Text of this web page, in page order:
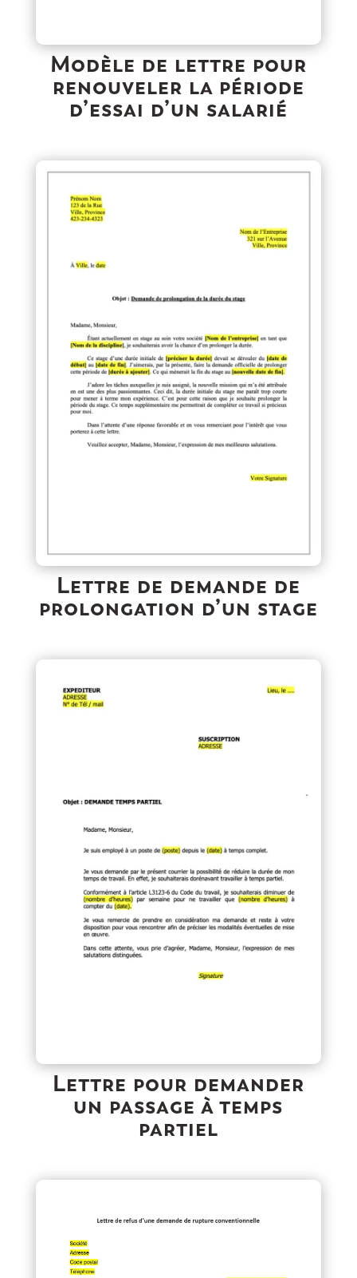
Modèle de lettre pour
renouveler la période
d’essai d’un salarié
Lettre de demande de
prolongation d’un stage
Lettre pour demander
un passage à temps
partiel